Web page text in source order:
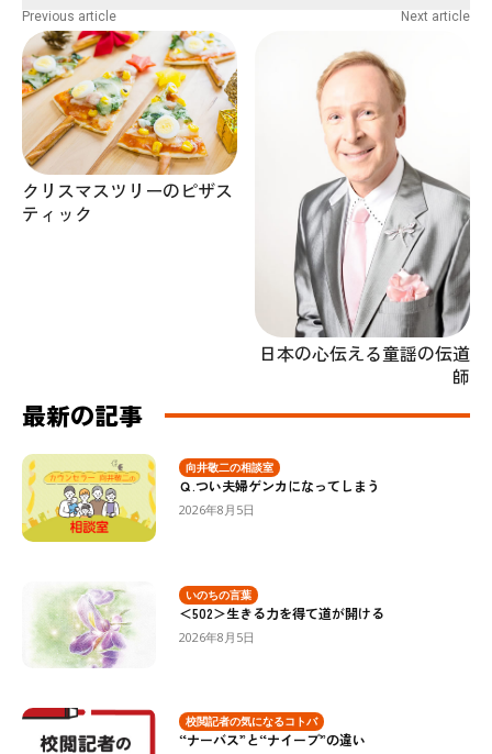
Previous article
クリスマスツリーのピザス
ティック
Next article
日本の心伝える童謡の伝道
師
最新の記事
向井敬二の相談室
Ｑ.つい夫婦ゲンカになってしまう
2026年8月5日
いのちの言葉
＜502＞生きる力を得て道が開ける
2026年8月5日
校閲記者の気になるコトバ
“ナーバス”と“ナイーブ”の違い